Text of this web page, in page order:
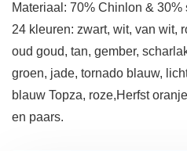
Materiaal: 70% Chinlon & 30%
24 kleuren: zwart, wit, van wit,
oud goud, tan, gember,
groen, jade, tornado blauw,
blauw Topza, roze,Herfst
en paars.